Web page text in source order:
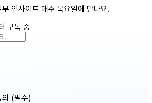
인사이트 매주 목요일에 만나요.
구독 중
(필수)